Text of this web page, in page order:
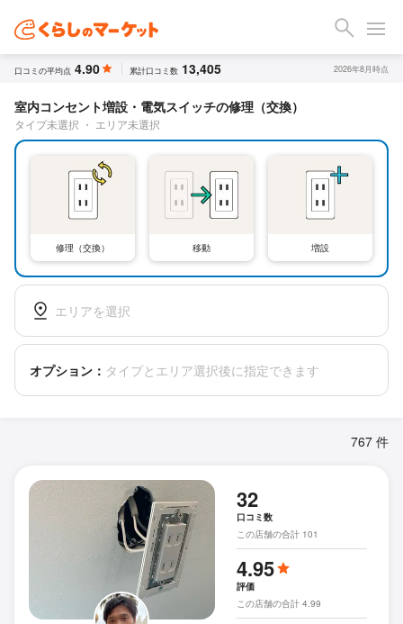
口コミの平均点 4.90 累計口コミ数 13,405 2026年8月時点
室内コンセント増設・電気スイッチの修理（交換）
タイプ未選択 ・ エリア未選択
修理（交換） 移動 増設
エリアを選択
オプション： タイプとエリア選択後に指定できます
767 件
32
口コミ数
この店舗の合計 101
4.95
評価
この店舗の合計 4.99